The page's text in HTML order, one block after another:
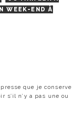
WEEK-END À
que je conserve
s’il n’y a pas une ou